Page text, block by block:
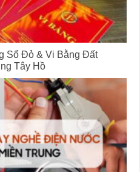
Sổ Đỏ & Vi Bằng Đất
Tây Hồ